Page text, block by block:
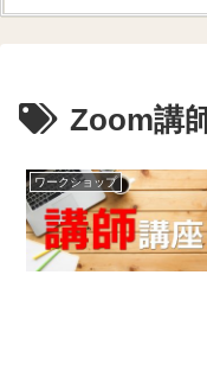
Zoom講
ワークショップ